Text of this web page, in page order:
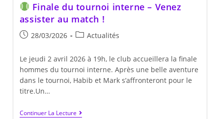
Finale du tournoi interne – Venez
assister au match !
Publication
28/03/2026
PostActualités
Le jeudi 2 avril 2026 à 19h, le club accueillera la finale
hommes du tournoi interne. Après une belle aventure
dans le tournoi, Habib et Mark s’affronteront pour le
titre.Un…
Continuer La Lecture